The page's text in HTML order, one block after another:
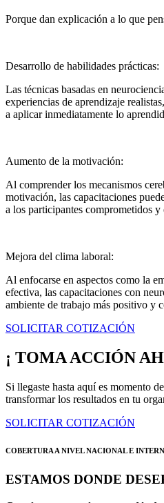
Porque dan explicación a lo que
Desarrollo de habilidades prácticas:
Las técnicas basadas en
experiencias de aprendizaje
a aplicar inmediatamente lo
Aumento de la motivación:
Al comprender los mecanismos
motivación, las capacitaciones
a los participantes comprometidos y
Mejora del clima laboral:
Al enfocarse en aspectos como la
efectiva, las capacitaciones con
ambiente de trabajo más positivo y
SOLICITAR COTIZACIÓN
¡ TOMA ACCIÓN
Si llegaste hasta aquí es momento
transformar los resultados en tu
SOLICITAR COTIZACIÓN
COBERTURA A NIVEL NACIONAL E
ESTAMOS DONDE